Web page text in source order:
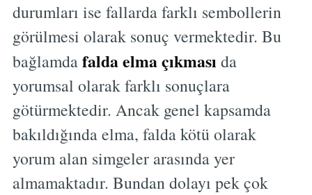
durumları ise fallarda farklı sembollerin
görülmesi olarak sonuç vermektedir. Bu
bağlamdafalda elma çıkması da
yorumsal olarak farklı sonuçlara
götürmektedir. Ancak genel kapsamda
bakıldığında elma, falda kötü olarak
yorum alan simgeler arasında yer
almamaktadır. Bundan dolayı pek çok